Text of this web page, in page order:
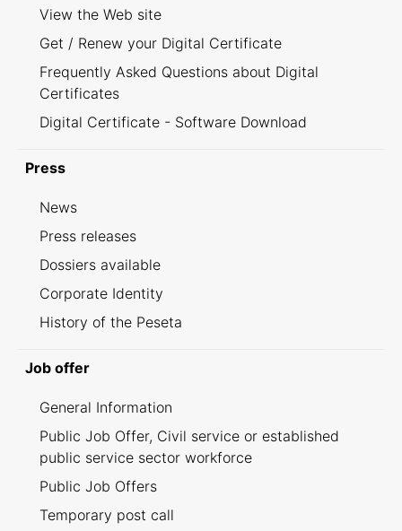
View the Web site
Get / Renew your Digital Certificate
Frequently Asked Questions about Digital
Certificates
Digital Certificate - Software Download
Press
News
Press releases
Dossiers available
Corporate Identity
History of the Peseta
Job offer
General Information
Public Job Offer, Civil service or established
public service sector workforce
Public Job Offers
Temporary post call